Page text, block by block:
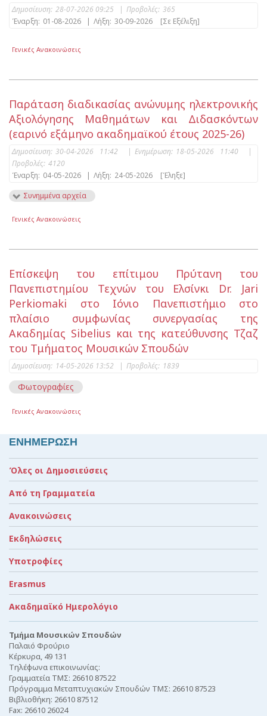
Δημοσίευση: 28-07-2026 09:25 | Προβολές: 365
Έναρξη: 01-08-2026 | Λήξη: 30-09-2026 [Σε Εξέλιξη]
Γενικές Ανακοινώσεις
Παράταση διαδικασίας ανώνυμης ηλεκτρονικής
Αξιολόγησης Μαθημάτων και Διδασκόντων
(εαρινό εξάμηνο ακαδημαϊκού έτους 2025-26)
Δημοσίευση: 30-04-2026 11:42 | Ενημέρωση: 18-05-2026 11:40
|
Προβολές: 4120
Έναρξη: 04-05-2026 | Λήξη: 24-05-2026
[Έληξε]
Συνημμένα αρχεία
Γενικές Ανακοινώσεις
Επίσκεψη του επίτιμου Πρύτανη του
Πανεπιστημίου Τεχνών του Ελσίνκι Dr. Jari
Perkiomaki στο Ιόνιο Πανεπιστήμιο στο
πλαίσιο συμφωνίας συνεργασίας της
Ακαδημίας Sibelius και της κατεύθυνσης Τζαζ
του Τμήματος Μουσικών Σπουδών
Δημοσίευση: 14-05-2026 13:52 | Προβολές: 1839
Φωτογραφίες
Γενικές Ανακοινώσεις
ΕΝΗΜΕΡΩΣΗ
Όλες οι Δημοσιεύσεις
Από τη Γραμματεία
Ανακοινώσεις
Εκδηλώσεις
Υποτροφίες
Erasmus
Ακαδημαϊκό Ημερολόγιο
Τμήμα Μουσικών Σπουδών
Παλαιό Φρούριο
Κέρκυρα, 49 131
Τηλέφωνα επικοινωνίας:
Γραμματεία ΤΜΣ: 26610 87522
Πρόγραμμα Μεταπτυχιακών Σπουδών ΤΜΣ: 26610 87523
Βιβλιοθήκη: 26610 87512
Fax: 26610 26024